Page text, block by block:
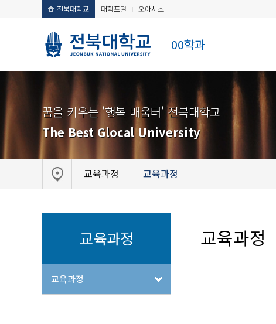
전북대학교 대학포털 오아시스
00학과
꿈을 키우는 '행복 배움터' 전북대학교
The Best Glocal University
교육과정 교육과정
교육과정
교육과정
교육과정